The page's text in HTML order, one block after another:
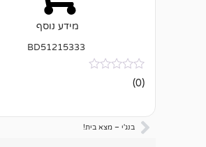
מידע נוסף
BD51215333
אין
ביקורות
(0)
בנג'י – מצא בית!